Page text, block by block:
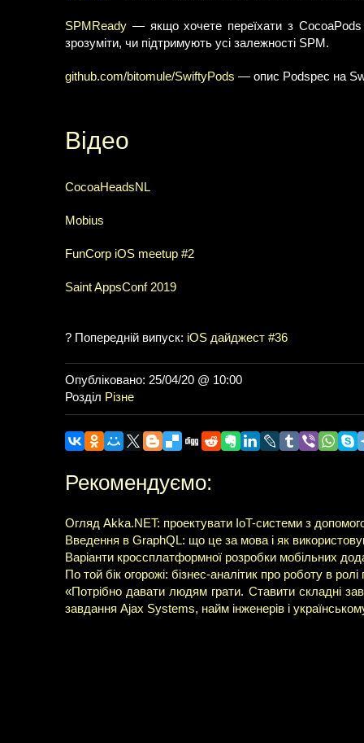
SPMReady — якщо хочете переїхати з
зрозуміти, чи підтримують усі залежності SPM.
github.com/bitomule/SwiftyPods — опис Podspec на
Відео
CocoaHeadsNL
Mobius
FunCorp iOS meetup #2
Saint AppsConf 2019
? Попередній випуск: iOS дайджест #36
Опубліковано: 25/04/20 @ 10:00
Розділ Різне
Рекомендуємо:
Огляд Akka.NET: проектувати IoT-системи з
Введення в GraphQL: що це за мова і як
Варіанти кроссплатформної розробки мобільних
По той бік огорожі: бізнес-аналітик про роботу в
«Потрібно давати людям грати. Ставити складні
завдання Ajax Systems, найм інженерів і